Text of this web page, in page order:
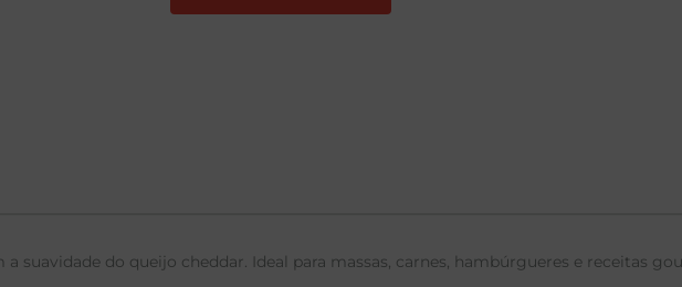
suavidade do queijo cheddar. Ideal para massas, carnes, hambúrgueres e receitas